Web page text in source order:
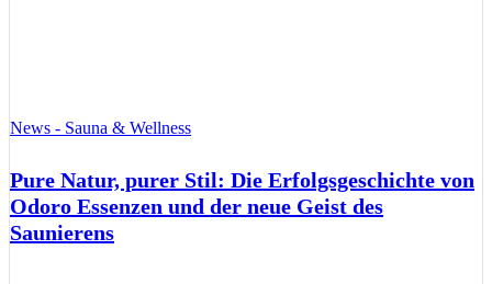
News - Sauna & Wellness
Pure Natur, purer Stil: Die Erfolgsgeschichte von
Odoro Essenzen und der neue Geist des
Saunierens